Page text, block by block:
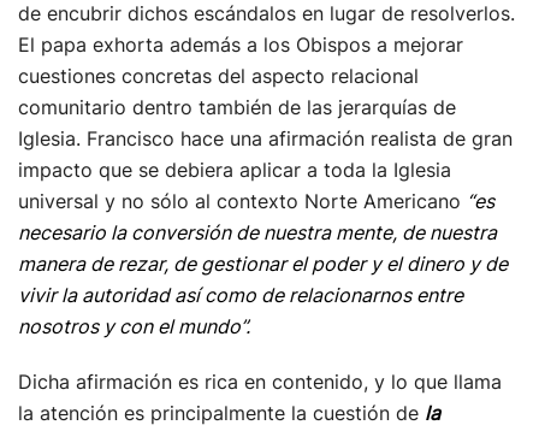
de encubrir dichos escándalos en lugar de resolverlos.
El papa exhorta además a los Obispos a mejorar
cuestiones concretas del aspecto relacional
comunitario dentro también de las jerarquías de
Iglesia. Francisco hace una afirmación realista de gran
impacto que se debiera aplicar a toda la Iglesia
universal y no sólo al contexto Norte Americano “es
necesario la conversión de nuestra mente, de nuestra
manera de rezar, de gestionar el poder y el dinero y de
vivir la autoridad así como de relacionarnos entre
nosotros y con el mundo”.
Dicha afirmación es rica en contenido, y lo que llama
la atención es principalmente la cuestión de la